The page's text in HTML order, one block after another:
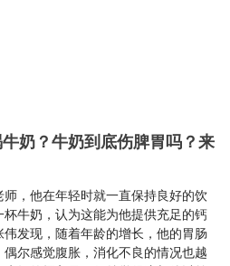
奶？牛奶到底伤脾胃吗？来
，他在年轻时就一直保持良好的饮
牛奶，认为这能为他提供充足的钙
发现，随着年龄的增长，他的胃肠
尔感觉腹胀，消化不良的情况也越